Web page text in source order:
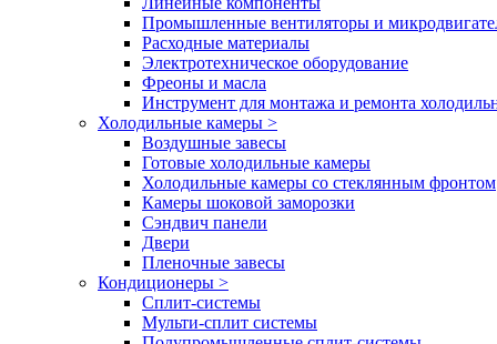
Промышленные вентиляторы и
Расходные материалы
Электротехническое оборудование
Фреоны и масла
Инструмент для монтажа и ремонта
Холодильные камеры >
Воздушные завесы
Готовые холодильные камеры
Холодильные камеры со стеклянным фронтом
Камеры шоковой заморозки
Сэндвич панели
Двери
Пленочные завесы
Кондиционеры >
Сплит-системы
Мульти-сплит системы